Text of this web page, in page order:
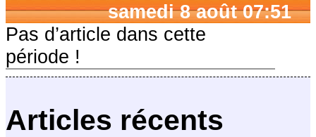
samedi 8 août 07:51
Articles récents
Pas d’article dans cette
période !